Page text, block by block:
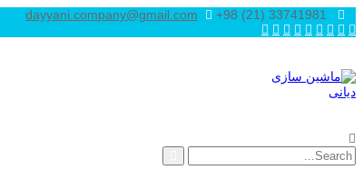
dayyani.company@gmail.com +98 (21) 33741981